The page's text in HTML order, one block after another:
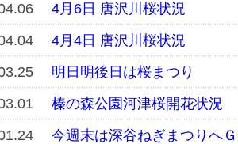
4月6日 唐沢川桜状況
4月4日 唐沢川桜状況
明日明後日は桜まつり
榛の森公園河津桜開花状況
今週末は深谷ねぎまつりへ